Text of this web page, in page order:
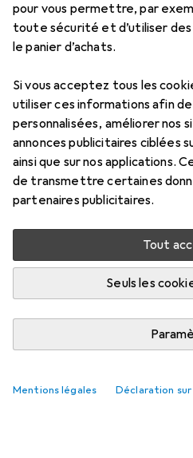
pour vous permettre, par
toute sécurité et d’utiliser
le panier d’achats.
Si vous acceptez tous les
utiliser ces informations afin
personnalisées, améliorer nos
annonces publicitaires ciblées
ainsi que sur nos applications.
de transmettre certaines
partenaires publicitaires.
Tout
Seuls les
Mentions légales Déclaration
Accessoires pour
pans
Ici, vous trouverez des
produit Koken Douille 6 pans
douilles.
Pertinence
Liste des produits
Clé à douille + douilles
EUR
15,90 avant16,90